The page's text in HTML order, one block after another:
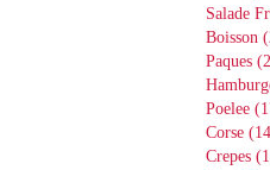
Salade
Boisson
Paques
Poelee
Corse
Crepes